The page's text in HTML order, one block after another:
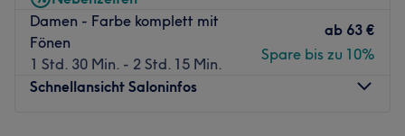
verstehen das Friseur-Handwerk. Aber überzeugen Sie
sich doch selbst und kommen Sie vorbei. Hier können Sie
Ihren persönlichen Wunschtermin online buchen.
Zurück zur Salonansicht
Damen - Farbe komplett mit
Fönen
1 Std. 30 Min. - 2 Std. 15 Min.
ab 63 €
Spare bis zu 10%
Schnellansicht Saloninfos